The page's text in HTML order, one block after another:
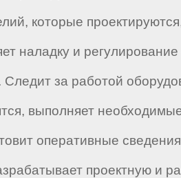
которые
наладку и
за работой
выполняет
оперативные
проектную и